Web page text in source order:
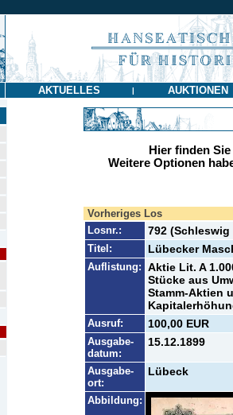
AKTUELLES | AUKTIONEN
Hier finden
Weitere Optionen
Vorheriges Los
Losnr.:
792
Titel: Lübecker
Auflistung: Aktie Lit. A
Stücke aus
Stamm-Aktien
Ausruf: 100,00 EUR
Ausgabe-
datum:
15.12.1899
Ausgabe-
ort:
Lübeck
Abbildung: